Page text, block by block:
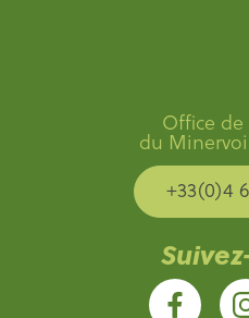
Office de
du
+33(0)4